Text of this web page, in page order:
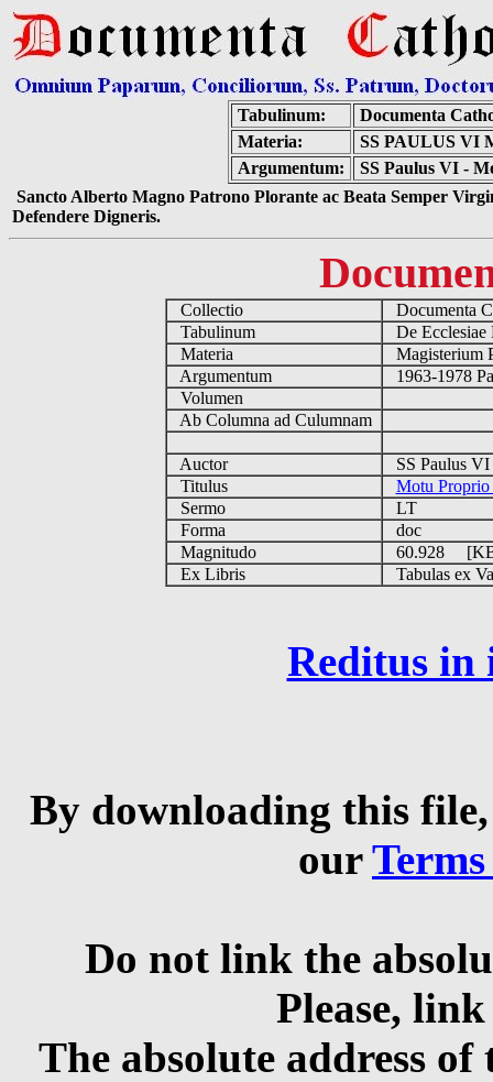
Tabulinum:
Documenta
Materia:
SS PAULUS VI
Argumentum:
SS Paulus VI -
Sancto Alberto Magno Patrono Plorante ac Beata Semper
Defendere Digneris.
Collectio
Documenta
Tabulinum
De
Materia
Magisterium
Argumentum
1963-1978
Volumen
Ab Columna ad Culumnam
Auctor
SS Paulus
Titulus
Motu Proprio
Sermo
LT
Forma
doc
Magnitudo
60.928
Ex Libris
Tabulas ex
Reditus in
By downloading this
our
Do not link the
Please,
The absolute address